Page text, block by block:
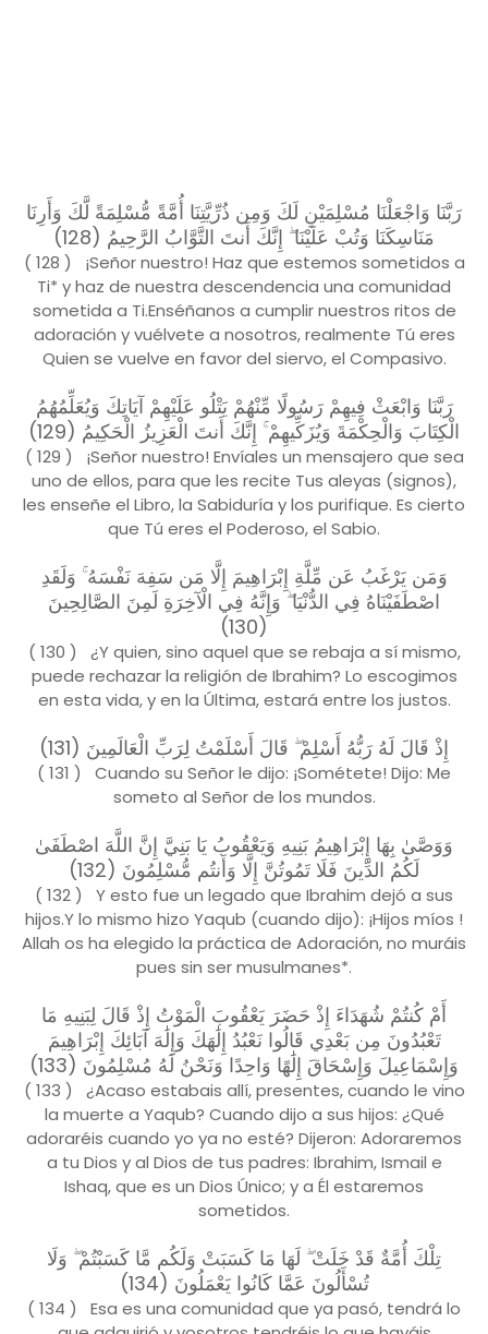
رَبَّنَا وَاجْعَلْنَا مُسْلِمَيْنِ لَكَ وَمِن ذُرِّيَّتِنَا أُمَّةً مُّسْلِمَةً لَّكَ وَأَرِنَا
مَنَاسِكَنَا وَتُبْ عَلَيْنَا ۖ إِنَّكَ أَنتَ التَّوَّابُ الرَّحِيمُ (128)
( 128 ) ¡Señor nuestro! Haz que estemos sometidos a
Ti* y haz de nuestra descendencia una comunidad
sometida a Ti.Enséñanos a cumplir nuestros ritos de
adoración y vuélvete a nosotros, realmente Tú eres
Quien se vuelve en favor del siervo, el Compasivo.
رَبَّنَا وَابْعَثْ فِيهِمْ رَسُولًا مِّنْهُمْ يَتْلُو عَلَيْهِمْ آيَاتِكَ وَيُعَلِّمُهُمُ
الْكِتَابَ وَالْحِكْمَةَ وَيُزَكِّيهِمْ ۚ إِنَّكَ أَنتَ الْعَزِيزُ الْحَكِيمُ (129)
( 129 ) ¡Señor nuestro! Envíales un mensajero que sea
uno de ellos, para que les recite Tus aleyas (signos),
les enseñe el Libro, la Sabiduría y los purifique. Es cierto
que Tú eres el Poderoso, el Sabio.
وَمَن يَرْغَبُ عَن مِّلَّةِ إِبْرَاهِيمَ إِلَّا مَن سَفِهَ نَفْسَهُ ۚ وَلَقَدِ
اصْطَفَيْنَاهُ فِي الدُّنْيَا ۖ وَإِنَّهُ فِي الْآخِرَةِ لَمِنَ الصَّالِحِينَ
(130)
( 130 ) ¿Y quien, sino aquel que se rebaja a sí mismo,
puede rechazar la religión de Ibrahim? Lo escogimos
en esta vida, y en la Última, estará entre los justos.
إِذْ قَالَ لَهُ رَبُّهُ أَسْلِمْ ۖ قَالَ أَسْلَمْتُ لِرَبِّ الْعَالَمِينَ (131)
( 131 ) Cuando su Señor le dijo: ¡Sométete! Dijo: Me
someto al Señor de los mundos.
وَوَصَّىٰ بِهَا إِبْرَاهِيمُ بَنِيهِ وَيَعْقُوبُ يَا بَنِيَّ إِنَّ اللَّهَ اصْطَفَىٰ
لَكُمُ الدِّينَ فَلَا تَمُوتُنَّ إِلَّا وَأَنتُم مُّسْلِمُونَ (132)
( 132 ) Y esto fue un legado que Ibrahim dejó a sus
hijos.Y lo mismo hizo Yaqub (cuando dijo): ¡Hijos míos !
Allah os ha elegido la práctica de Adoración, no muráis
pues sin ser musulmanes*.
أَمْ كُنتُمْ شُهَدَاءَ إِذْ حَضَرَ يَعْقُوبَ الْمَوْتُ إِذْ قَالَ لِبَنِيهِ مَا
تَعْبُدُونَ مِن بَعْدِي قَالُوا نَعْبُدُ إِلَٰهَكَ وَإِلَٰهَ آبَائِكَ إِبْرَاهِيمَ
وَإِسْمَاعِيلَ وَإِسْحَاقَ إِلَٰهًا وَاحِدًا وَنَحْنُ لَهُ مُسْلِمُونَ (133)
( 133 ) ¿Acaso estabais allí, presentes, cuando le vino
la muerte a Yaqub? Cuando dijo a sus hijos: ¿Qué
adoraréis cuando yo ya no esté? Dijeron: Adoraremos
a tu Dios y al Dios de tus padres: Ibrahim, Ismail e
Ishaq, que es un Dios Único; y a Él estaremos
sometidos.
تِلْكَ أُمَّةٌ قَدْ خَلَتْ ۖ لَهَا مَا كَسَبَتْ وَلَكُم مَّا كَسَبْتُمْ ۖ وَلَا
تُسْأَلُونَ عَمَّا كَانُوا يَعْمَلُونَ (134)
( 134 ) Esa es una comunidad que ya pasó, tendrá lo